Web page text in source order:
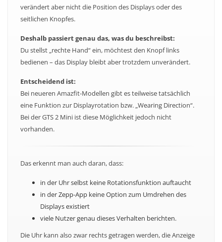
verändert aber nicht die Position des Displays oder des
seitlichen Knopfes.
Deshalb passiert genau das, was du beschreibst:
Du stellst „rechte Hand“ ein, möchtest den Knopf links
bedienen – das Display bleibt aber trotzdem unverändert.
Entscheidend ist:
Bei neueren Amazfit-Modellen gibt es teilweise tatsächlich
eine Funktion zur Displayrotation bzw. „Wearing Direction“.
Bei der GTS 2 Mini ist diese Möglichkeit jedoch nicht
vorhanden.
Das erkennt man auch daran, dass:
in der Uhr selbst keine Rotationsfunktion auftaucht
in der Zepp-App keine Option zum Umdrehen des
Displays existiert
viele Nutzer genau dieses Verhalten berichten.
Die Uhr kann also zwar rechts getragen werden, die Anzeige